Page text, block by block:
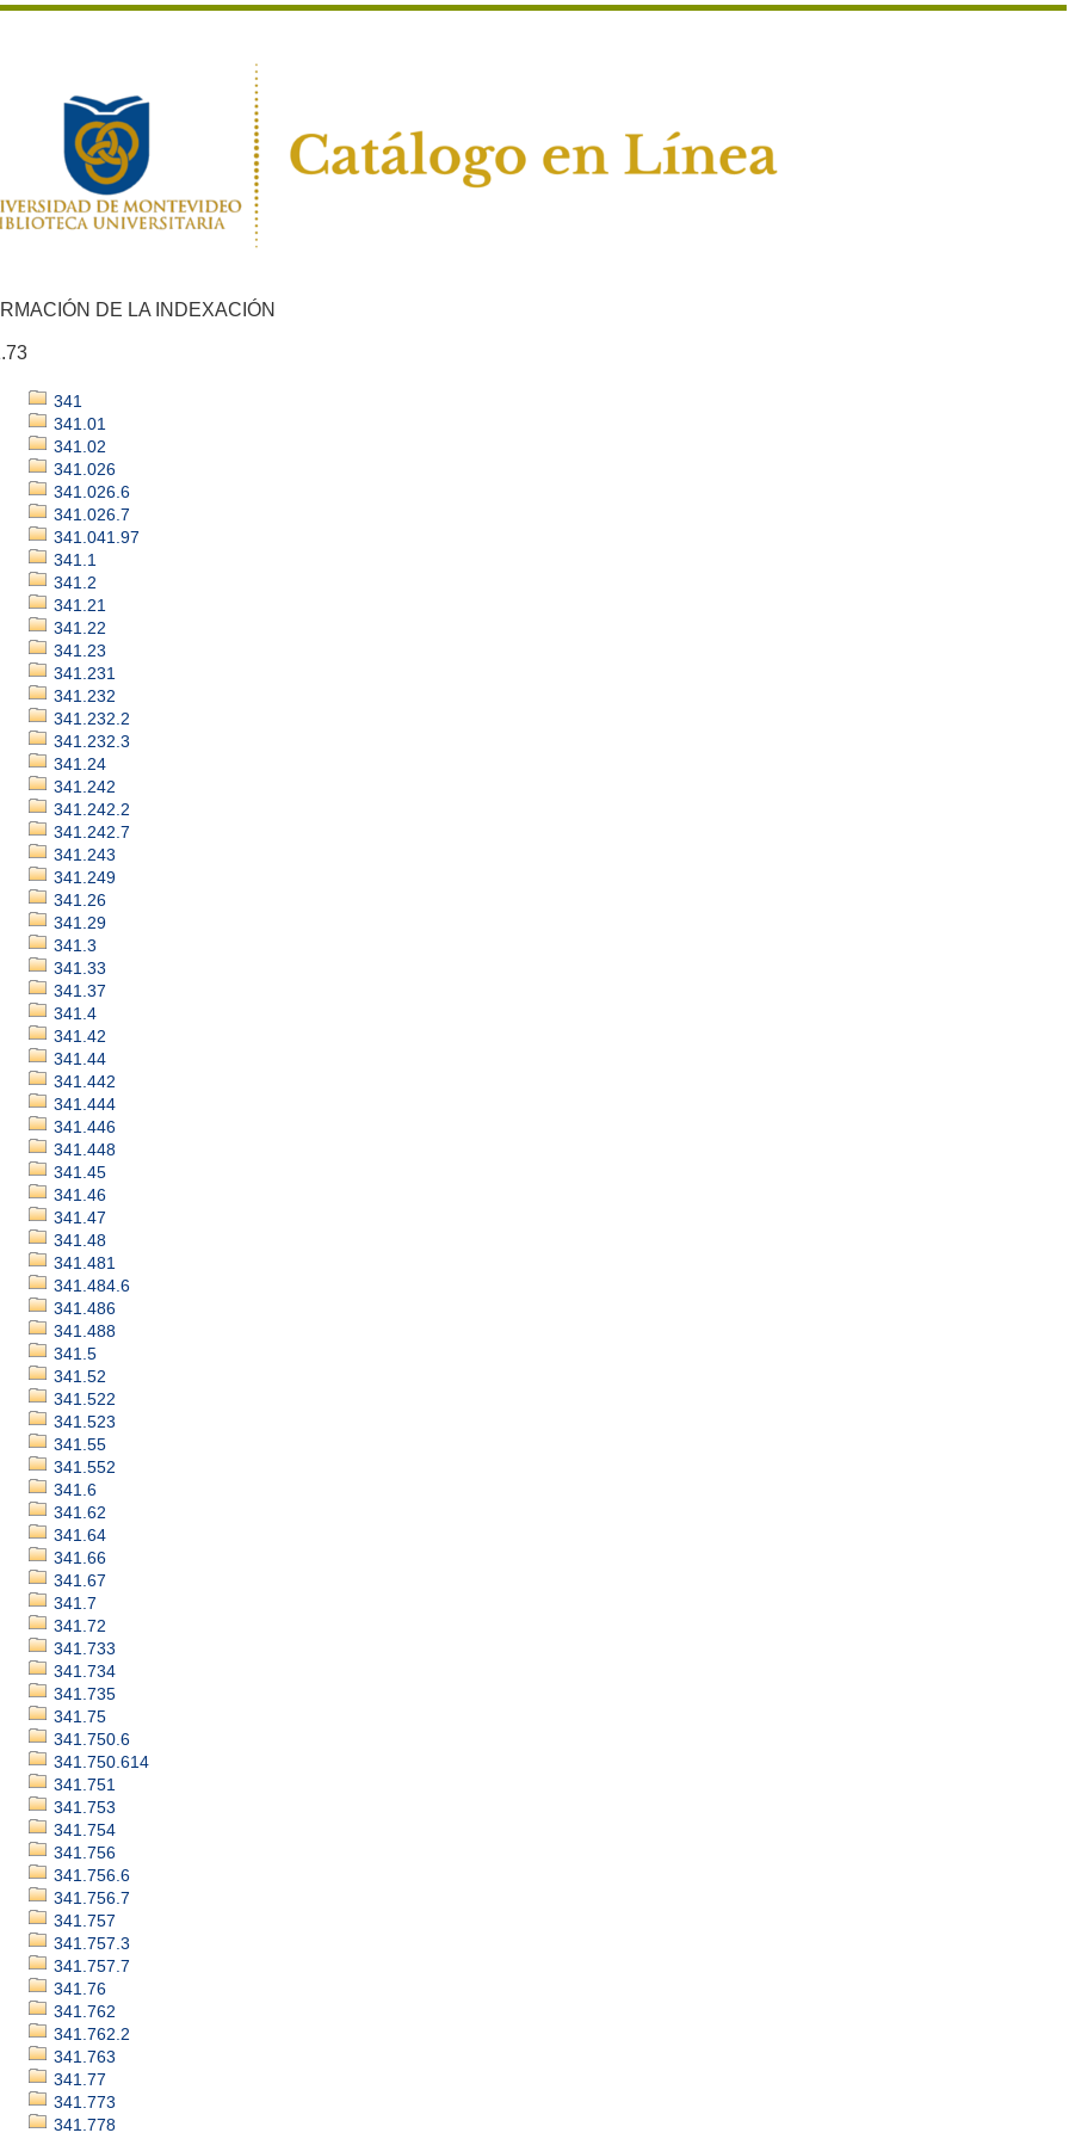
DE LA INDEXACIÓN
341
341.01
341.02
341.026
341.026.6
341.026.7
341.041.97
341.1
341.2
341.21
341.22
341.23
341.231
341.232
341.232.2
341.232.3
341.24
341.242
341.242.2
341.242.7
341.243
341.249
341.26
341.29
341.3
341.33
341.37
341.4
341.42
341.44
341.442
341.444
341.446
341.448
341.45
341.46
341.47
341.48
341.481
341.484.6
341.486
341.488
341.5
341.52
341.522
341.523
341.55
341.552
341.6
341.62
341.64
341.66
341.67
341.7
341.72
341.733
341.734
341.735
341.75
341.750.6
341.750.614
341.751
341.753
341.754
341.756
341.756.6
341.756.7
341.757
341.757.3
341.757.7
341.76
341.762
341.762.2
341.763
341.77
341.773
341.778